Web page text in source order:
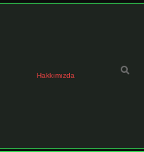
Hakkımızda